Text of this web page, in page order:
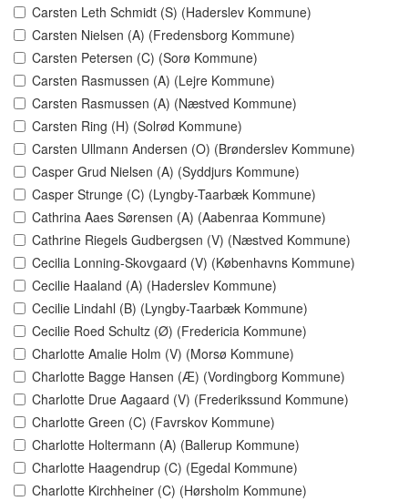
Carsten Leth Schmidt (S) (Haderslev Kommune)
Carsten Nielsen (A) (Fredensborg Kommune)
Carsten Petersen (C) (Sorø Kommune)
Carsten Rasmussen (A) (Lejre Kommune)
Carsten Rasmussen (A) (Næstved Kommune)
Carsten Ring (H) (Solrød Kommune)
Carsten Ullmann Andersen (O) (Brønderslev Kommune)
Casper Grud Nielsen (A) (Syddjurs Kommune)
Casper Strunge (C) (Lyngby-Taarbæk Kommune)
Cathrina Aaes Sørensen (A) (Aabenraa Kommune)
Cathrine Riegels Gudbergsen (V) (Næstved Kommune)
Cecilia Lonning-Skovgaard (V) (Københavns Kommune)
Cecilie Haaland (A) (Haderslev Kommune)
Cecilie Lindahl (B) (Lyngby-Taarbæk Kommune)
Cecilie Roed Schultz (Ø) (Fredericia Kommune)
Charlotte Amalie Holm (V) (Morsø Kommune)
Charlotte Bagge Hansen (Æ) (Vordingborg Kommune)
Charlotte Drue Aagaard (V) (Frederikssund Kommune)
Charlotte Green (C) (Favrskov Kommune)
Charlotte Holtermann (A) (Ballerup Kommune)
Charlotte Haagendrup (C) (Egedal Kommune)
Charlotte Kirchheiner (C) (Hørsholm Kommune)